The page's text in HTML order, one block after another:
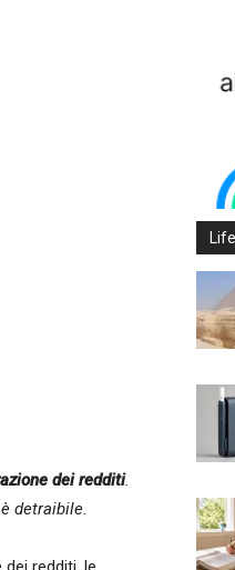
dei redditi.
detraibile.